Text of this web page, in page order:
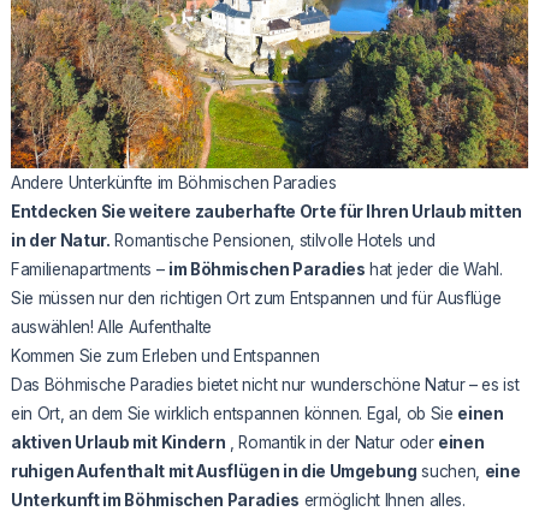
Andere Unterkünfte im Böhmischen Paradies
Entdecken Sie weitere zauberhafte Orte für Ihren Urlaub mitten
in der Natur. Romantische Pensionen, stilvolle Hotels und
Familienapartments – im Böhmischen Paradies hat jeder die Wahl.
Sie müssen nur den richtigen Ort zum Entspannen und für Ausflüge
auswählen!Alle Aufenthalte
Kommen Sie zum Erleben und Entspannen
Das Böhmische Paradies bietet nicht nur wunderschöne Natur – es ist
ein Ort, an dem Sie wirklich entspannen können. Egal, ob Sie einen
aktiven Urlaub mit Kindern , Romantik in der Natur oder einen
ruhigen Aufenthalt mit Ausflügen in die Umgebung suchen, eine
Unterkunft im Böhmischen Paradies ermöglicht Ihnen alles.